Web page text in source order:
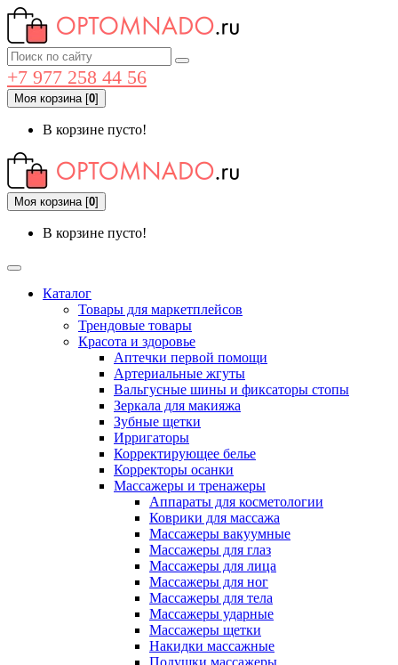
+7 977 258 44 56
Моя корзина[0]
В корзине пусто!
Моя корзина[0]
В корзине пусто!
Каталог
Товары для маркетплейсов
Трендовые товары
Красота и здоровье
Аптечки первой помощи
Артериальные жгуты
Вальгусные шины и фиксаторы стопы
Зеркала для макияжа
Зубные щетки
Ирригаторы
Корректирующее белье
Корректоры осанки
Массажеры и тренажеры
Аппараты для косметологии
Коврики для массажа
Массажеры вакуумные
Массажеры для глаз
Массажеры для лица
Массажеры для ног
Массажеры для тела
Массажеры ударные
Массажеры щетки
Накидки массажные
Подушки массажеры